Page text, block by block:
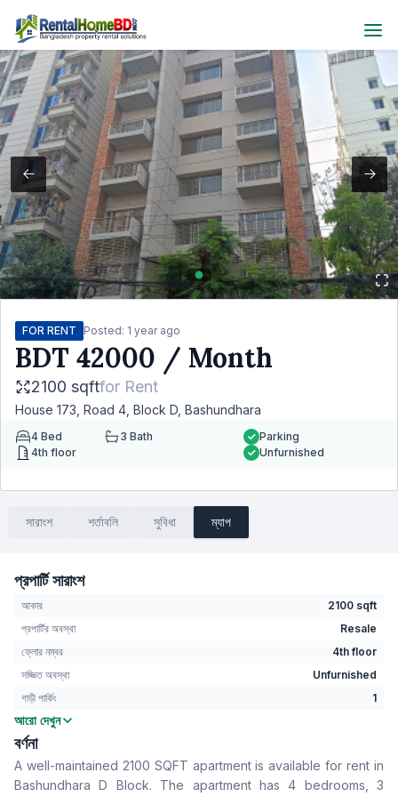
FOR RENT Posted: 1 year ago
BDT 42000 / Month
2100 sqftfor Rent
House 173, Road 4, Block D, Bashundhara
4 Bed 3 Bath
4th floor
Parking
Unfurnished
সারাংশ শর্তাবলি সুবিধা ম্যাপ
প্রপার্টি সারাংশ
আকার
2100 sqft
প্রপার্টির অবস্থা
Resale
ফ্লোর নম্বর
4th floor
সজ্জিত অবস্থা
Unfurnished
গাড়ী পার্কিং
1
বেডরুম
বাথরুম
বসার রুম
Yes
Drawing Room
Yes
আরো দেখুন
বর্ণনা
A well-maintained 2100 SQFT apartment is available for rent in
Bashundhara D Block. The apartment has 4 bedrooms, 3